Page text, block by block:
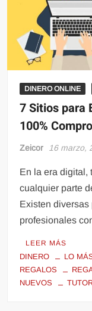
DINERO ONLINE
7 Sitios para
100%
Zeicor 16 marzo,
En la era digital,
cualquier parte
Existen diversas
profesionales
LEER MÁS
DINERO LO
REGALOS
NUEVOS